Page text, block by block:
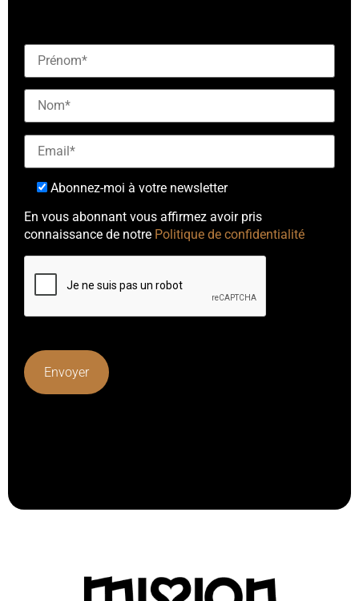
Abonnez-moi à votre newsletter
En vous abonnant vous affirmez avoir pris
connaissance de notre Politique de confidentialité